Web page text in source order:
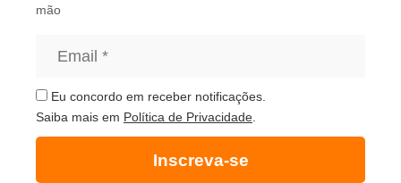
mão
Eu concordo em receber notificações.
Saiba mais em Política de Privacidade.
Inscreva-se